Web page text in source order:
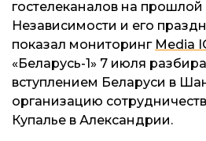
гостелеканалов на
Независимости и его
показал мониторинг Media
«Беларусь-1» 7 июля
вступлением Беларуси в
организацию
Купалье в Александрии.